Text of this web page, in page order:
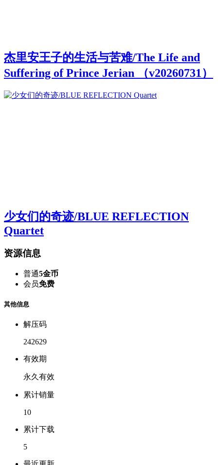
杰里安王子的生活与苦难/The Life and
Suffering of Prince Jerian （v20260731）
少女们的奇迹/BLUE REFLECTION
Quartet
资源信息
普通5金币
会员免费
其他信息
解压码
242629
有效期
永久有效
累计销量
10
累计下载
5